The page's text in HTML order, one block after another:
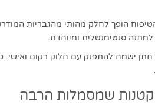
הופך לחלק מהותי מהגבריות
סנטימנטלית ומיוחדת.
ישמח להתפנק עם חלוק רקום ואישי.
קטנות שמסמלות הרבה